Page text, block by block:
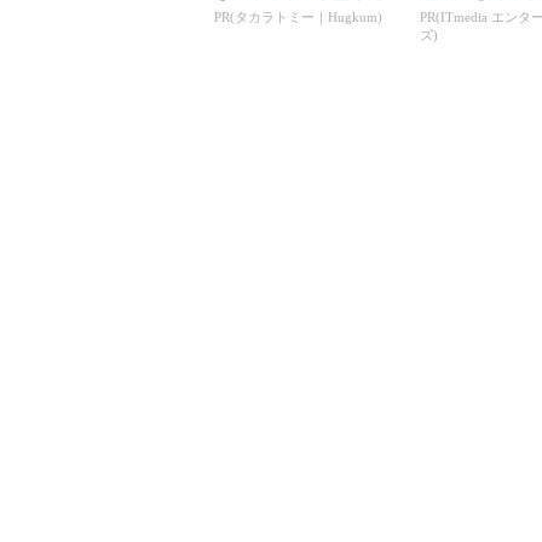
くさんの「アニア ...
PR(タカラトミー｜Hugkum)
PR(ITmedia エンタ
ズ)